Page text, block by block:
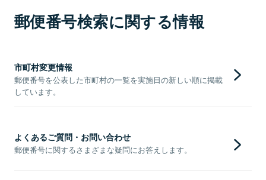
郵便番号検索に関する情報
市町村変更情報
郵便番号を公表した市町村の一覧を実施日の新しい順に掲載
しています。
よくあるご質問・お問い合わせ
郵便番号に関するさまざまな疑問にお答えします。